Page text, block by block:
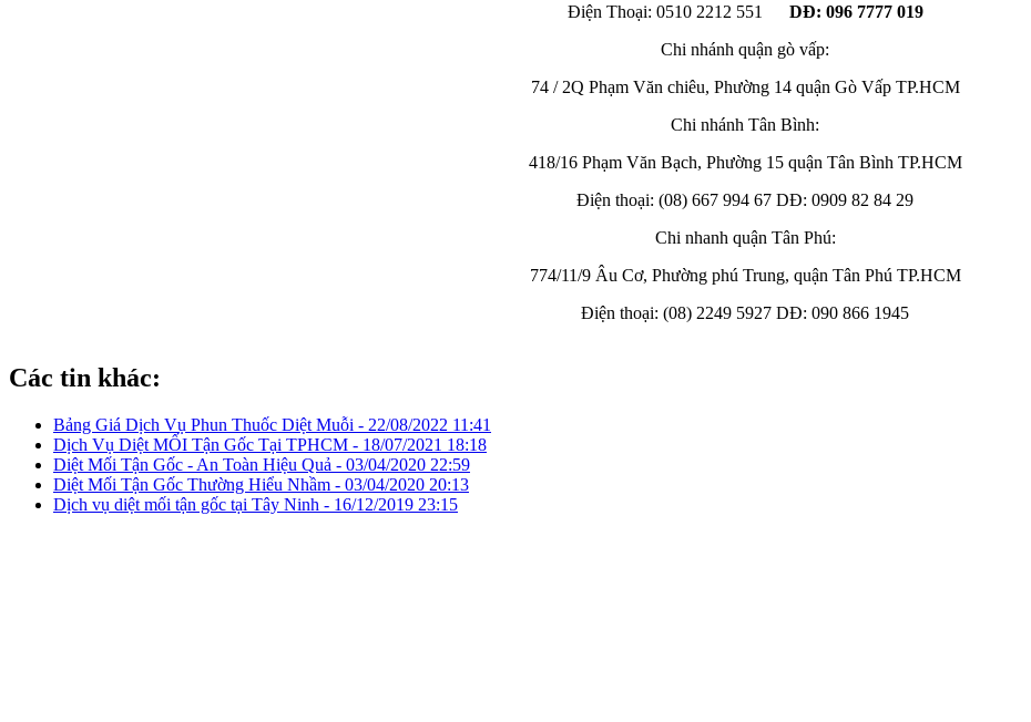
Điện Thoại: 0510 2212 551 DĐ: 096 7777 019
Chi nhánh quận gò vấp:
74 / 2Q Phạm Văn chiêu, Phường 14 quận Gò Vấp TP.HCM
Chi nhánh Tân Bình:
418/16 Phạm Văn Bạch, Phường 15 quận Tân Bình TP.HCM
Điện thoại: (08) 667 994 67 DĐ: 0909 82 84 29
Chi nhanh quận Tân Phú:
774/11/9 Âu Cơ, Phường phú Trung, quận Tân Phú TP.HCM
Điện thoại: (08) 2249 5927 DĐ: 090 866 1945
Các tin khác:
Bảng Giá Dịch Vụ Phun Thuốc Diệt Muỗi - 22/08/2022 11:41
Dịch Vụ Diệt MỐI Tận Gốc Tại TPHCM - 18/07/2021 18:18
Diệt Mối Tận Gốc - An Toàn Hiệu Quả - 03/04/2020 22:59
Diệt Mối Tận Gốc Thường Hiểu Nhầm - 03/04/2020 20:13
Dịch vụ diệt mối tận gốc tại Tây Ninh - 16/12/2019 23:15